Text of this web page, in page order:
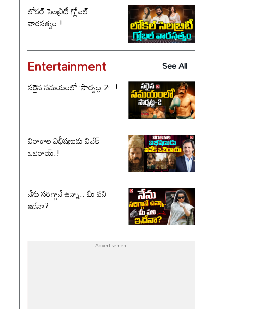
లోకల్ సెలబ్రిటీ గ్లోబల్
వారసత్వం.!
Entertainment
See All
సరైన సమయంలో ‘సార్పట్ట-2’..!
విరాళాల విభీషణుడు వివేక్
ఒబెరాయ్.!
నేను సరిగ్గానే ఉన్నా.. మీ పని
ఇదేనా?